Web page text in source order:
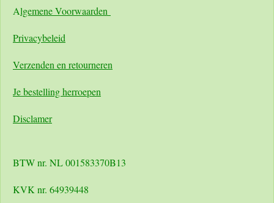
Algemene Voorwaarden
Privacybeleid
Verzenden en retourneren
Je bestelling herroepen
Disclamer
BTW nr. NL 001583370B13
KVK nr. 64939448